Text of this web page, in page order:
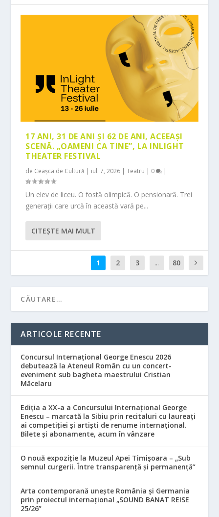
17 ANI, 31 DE ANI ȘI 62 DE ANI, ACEEAȘI
SCENĂ. „OAMENI CA TINE”, LA INLIGHT
THEATER FESTIVAL
de Ceașca de Cultură | iul. 7, 2026 |Teatru | 0 |
Un elev de liceu. O fostă olimpică. O pensionară. Trei
generații care urcă în această vară pe...
CITEŞTE MAI MULT
1 2 3 ... 80
ARTICOLE RECENTE
Concursul Internațional George Enescu 2026
debutează la Ateneul Român cu un concert-
eveniment sub bagheta maestrului Cristian
Măcelaru
Ediția a XX-a a Concursului Internațional George
Enescu – marcată la Sibiu prin recitaluri cu laureați
ai competiției și artiști de renume internațional.
Bilete și abonamente, acum în vânzare
O nouă expoziție la Muzeul Apei Timișoara – „Sub
semnul curgerii. Între transparență și permanență”
Arta contemporană unește România și Germania
prin proiectul internațional „SOUND BANAT REISE
25/26”